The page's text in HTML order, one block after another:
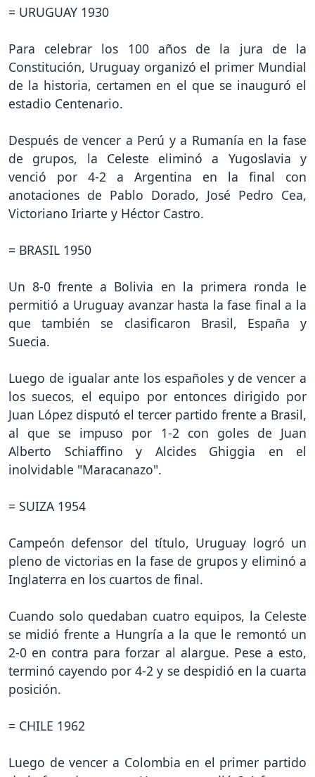
= URUGUAY 1930
Para celebrar los 100 años de la jura de la
Constitución, Uruguay organizó el primer Mundial
de la historia, certamen en el que se inauguró el
estadio Centenario.
Después de vencer a Perú y a Rumanía en la fase
de grupos, la Celeste eliminó a Yugoslavia y
venció por 4-2 a Argentina en la final con
anotaciones de Pablo Dorado, José Pedro Cea,
Victoriano Iriarte y Héctor Castro.
= BRASIL 1950
Un 8-0 frente a Bolivia en la primera ronda le
permitió a Uruguay avanzar hasta la fase final a la
que también se clasificaron Brasil, España y
Suecia.
Luego de igualar ante los españoles y de vencer a
los suecos, el equipo por entonces dirigido por
Juan López disputó el tercer partido frente a Brasil,
al que se impuso por 1-2 con goles de Juan
Alberto Schiaffino y Alcides Ghiggia en el
inolvidable "Maracanazo".
= SUIZA 1954
Campeón defensor del título, Uruguay logró un
pleno de victorias en la fase de grupos y eliminó a
Inglaterra en los cuartos de final.
Cuando solo quedaban cuatro equipos, la Celeste
se midió frente a Hungría a la que le remontó un
2-0 en contra para forzar al alargue. Pese a esto,
terminó cayendo por 4-2 y se despidió en la cuarta
posición.
= CHILE 1962
Luego de vencer a Colombia en el primer partido